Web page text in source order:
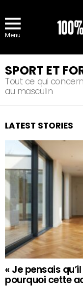
Menu
SPORT ET
Tout ce qui
au masculin
LATEST STORIES
« Je pensais
pourquoi cette